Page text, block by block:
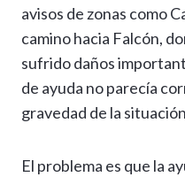
avisos de zonas como
camino hacia Falcón,
sufrido daños
de ayuda no parecía
gravedad de la
El problema es que la